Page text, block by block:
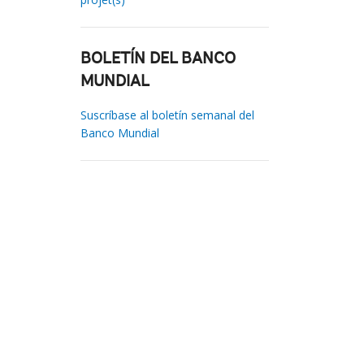
BOLETÍN DEL BANCO
MUNDIAL
Suscríbase al boletín semanal del
Banco Mundial